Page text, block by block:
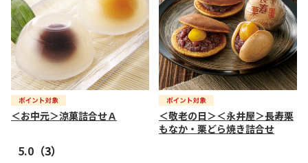
＜お中元＞涼菓詰合せＡ
5.0 （3）
＜敬老の日＞＜永井屋＞長寿栗
もなか・栗どら焼き詰合せ